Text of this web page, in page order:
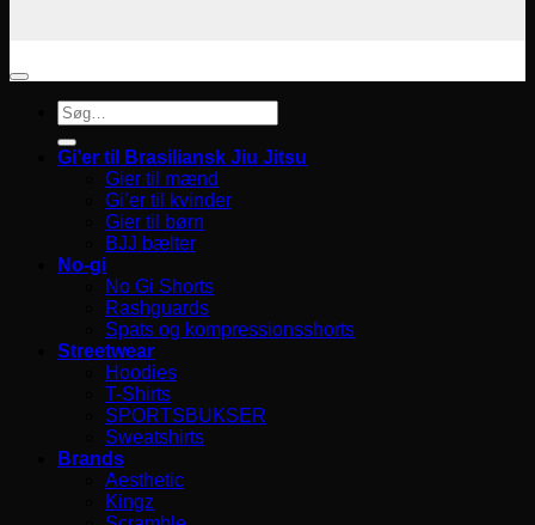
Søg
efter:
Gi’er til Brasiliansk Jiu Jitsu
Gier til mænd
Gi’er til kvinder
Gier til børn
BJJ bælter
No-gi
No Gi Shorts
Rashguards
Spats og kompressionsshorts
Streetwear
Hoodies
T-Shirts
SPORTSBUKSER
Sweatshirts
Brands
Aesthetic
Kingz